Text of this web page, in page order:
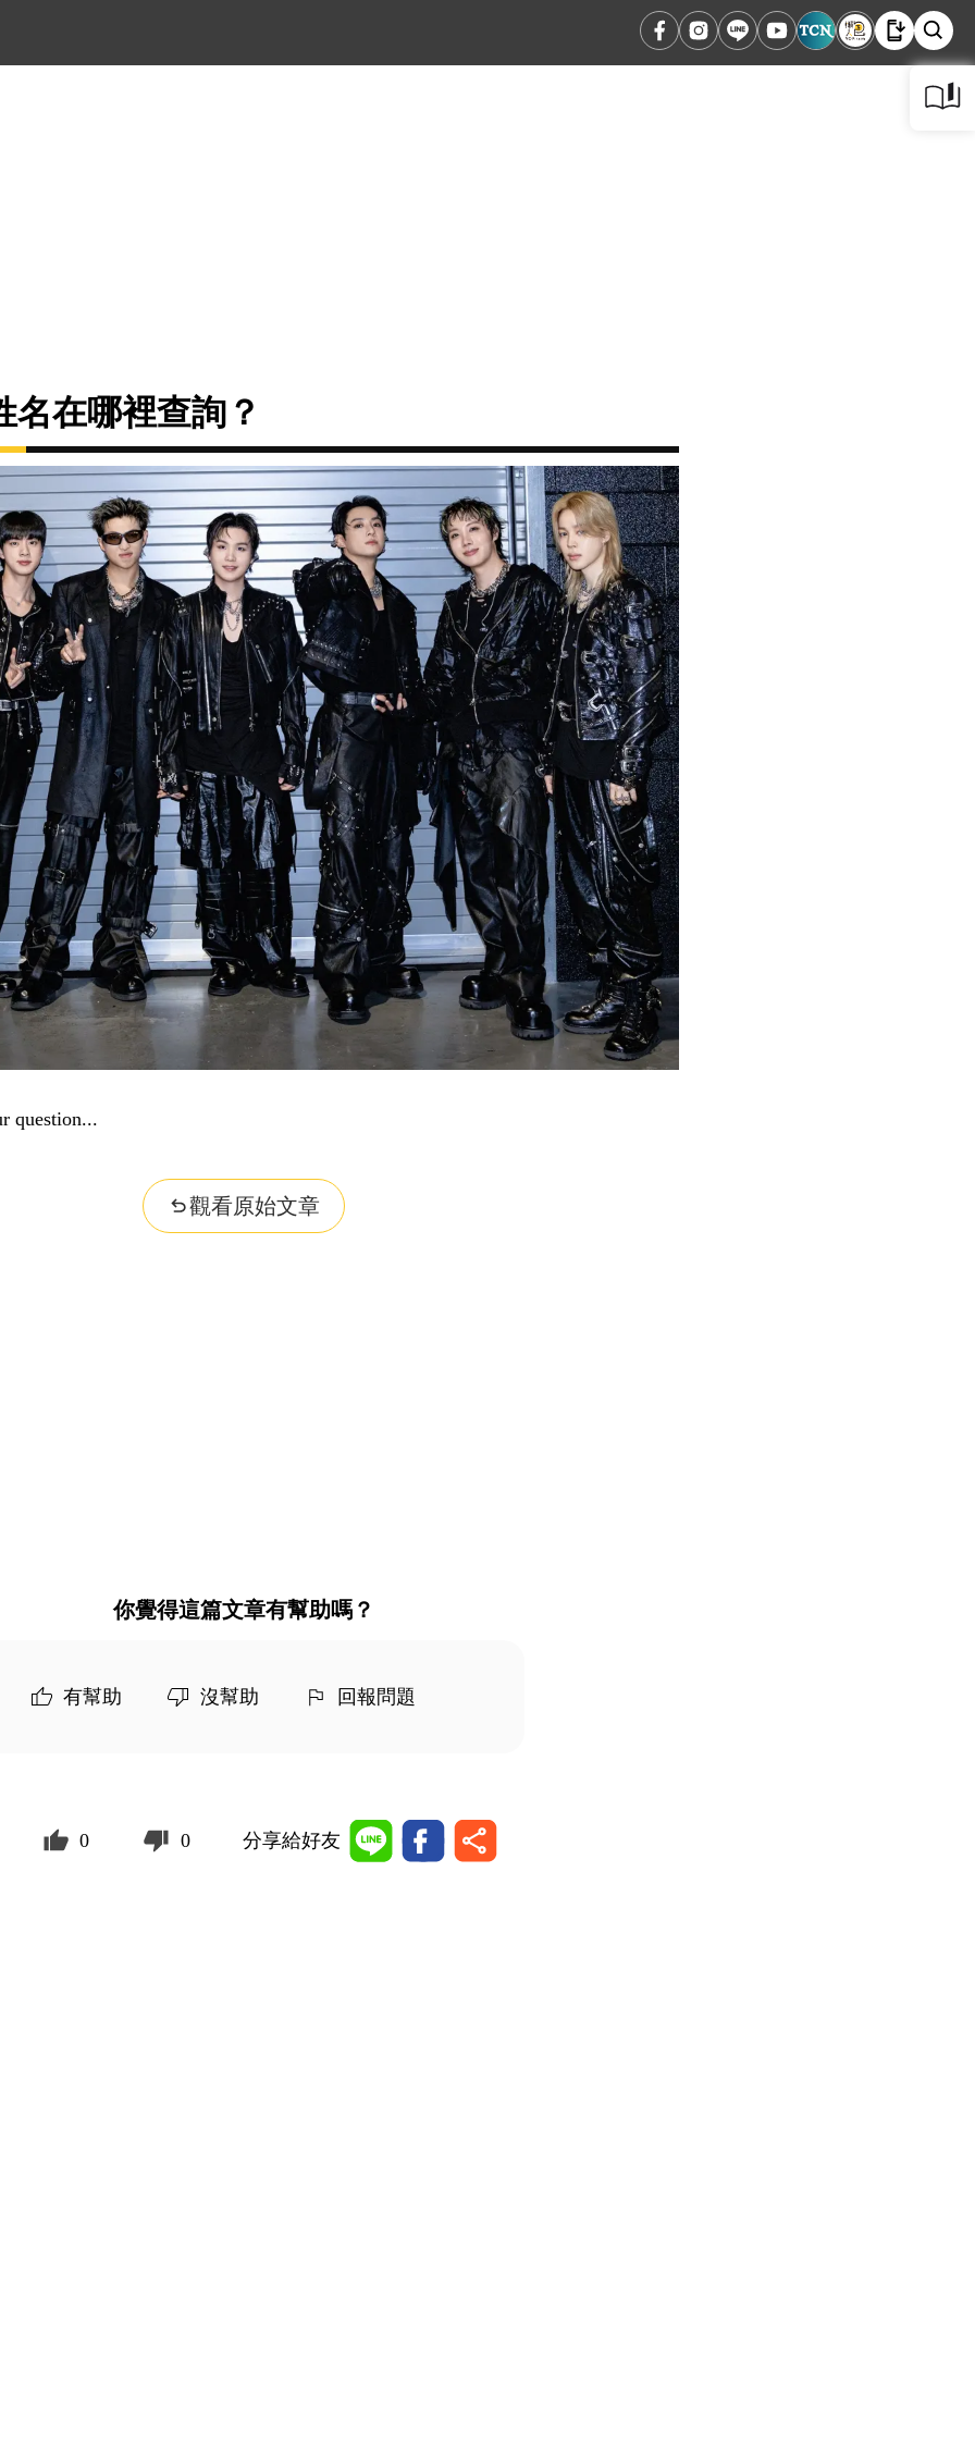
名在哪裡查詢？
question...
觀看原始文章
你覺得這篇文章有幫助嗎？
有幫助 沒幫助 回報問題
0 0 分享給好友